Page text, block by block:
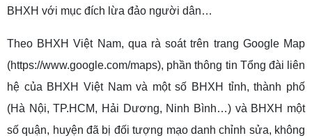
BHXH với mục đích lừa đảo người dân…
Theo BHXH Việt Nam, qua rà soát trên trang Google Map
(https://www.google.com/maps), phần thông tin Tổng đài liên
hệ của BHXH Việt Nam và một số BHXH tỉnh, thành phố
(Hà Nội, TP.HCM, Hải Dương, Ninh Bình…) và BHXH một
số quận, huyện đã bị đối tượng mạo danh chỉnh sửa, không